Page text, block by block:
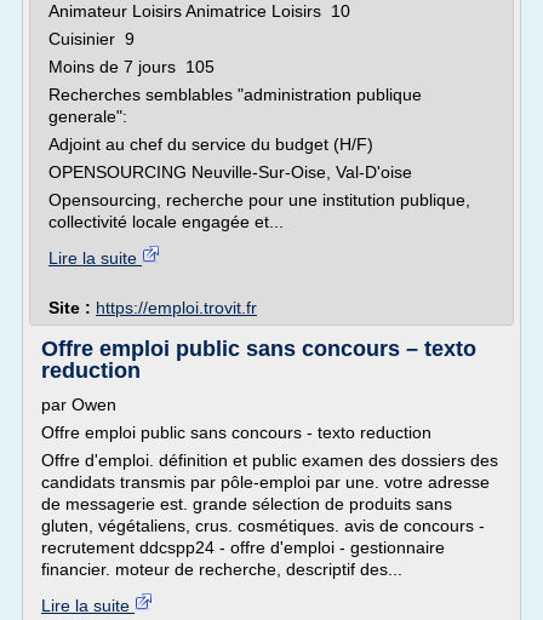
Animateur Loisirs Animatrice Loisirs 10
Cuisinier 9
Moins de 7 jours 105
Recherches semblables "administration publique
generale":
Adjoint au chef du service du budget (H/F)
OPENSOURCING Neuville-Sur-Oise, Val-D'oise
Opensourcing, recherche pour une institution publique,
collectivité locale engagée et...
Lire la suite
Site : https://emploi.trovit.fr
Offre emploi public sans concours – texto
reduction
par Owen
Offre emploi public sans concours - texto reduction
Offre d'emploi. définition et public examen des dossiers des
candidats transmis par pôle-emploi par une. votre adresse
de messagerie est. grande sélection de produits sans
gluten, végétaliens, crus. cosmétiques. avis de concours -
recrutement ddcspp24 - offre d'emploi - gestionnaire
financier. moteur de recherche, descriptif des...
Lire la suite